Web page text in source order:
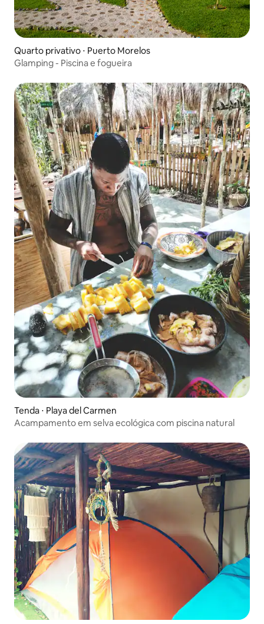
Quarto privativo ⋅ Puerto Morelos
Glamping - Piscina e fogueira
Tenda ⋅ Playa del Carmen
Acampamento em selva ecológica com piscina natural